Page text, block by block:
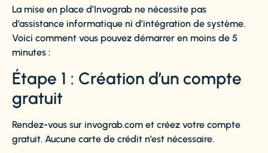
La mise en place d’Invograb ne nécessite pas
d’assistance informatique ni d’intégration de système.
Voici comment vous pouvez démarrer en moins de 5
minutes :
Étape 1 : Création d’un compte
gratuit
Rendez-vous sur invograb.com et créez votre compte
gratuit. Aucune carte de crédit n’est nécessaire.